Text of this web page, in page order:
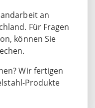
an
Für Fragen
können Sie
Wir fertigen
Produkte